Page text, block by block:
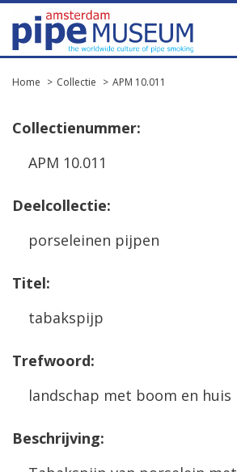
Home Collectie APM 10.011
Collectienummer:
APM 10.011
Deelcollectie:
porseleinen pijpen
Titel:
tabakspijp
Trefwoord:
landschap met boom en huis
Beschrijving: